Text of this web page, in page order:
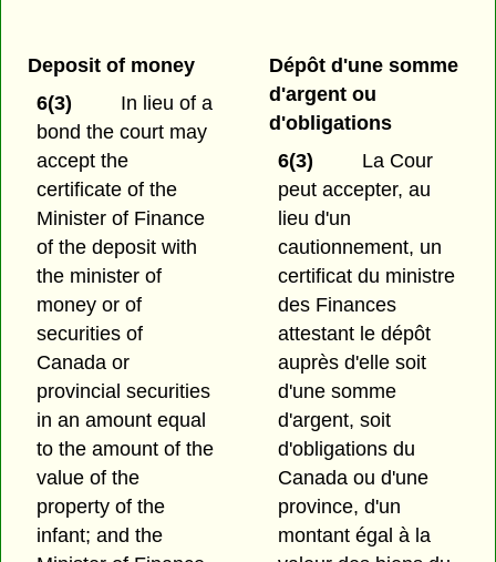
Deposit of money
6(3)
In lieu of a
bond the court may
accept the
certificate of the
Minister of Finance
of the deposit with
the minister of
money or of
securities of
Canada or
provincial securities
in an amount equal
to the amount of the
value of the
property of the
infant; and the
Dépôt d'une somme
d'argent ou
d'obligations
6(3)
La Cour
peut accepter, au
lieu d'un
cautionnement, un
certificat du ministre
des Finances
attestant le dépôt
auprès d'elle soit
d'une somme
d'argent, soit
d'obligations du
Canada ou d'une
province, d'un
montant égal à la